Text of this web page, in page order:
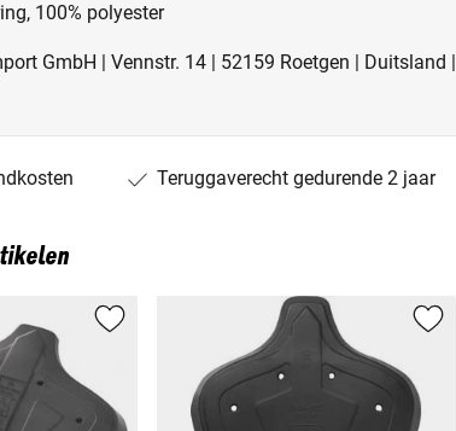
100% polyester
GmbH | Vennstr. 14 | 52159 Roetgen | Duitsland |
Teruggaverecht gedurende 2 jaar